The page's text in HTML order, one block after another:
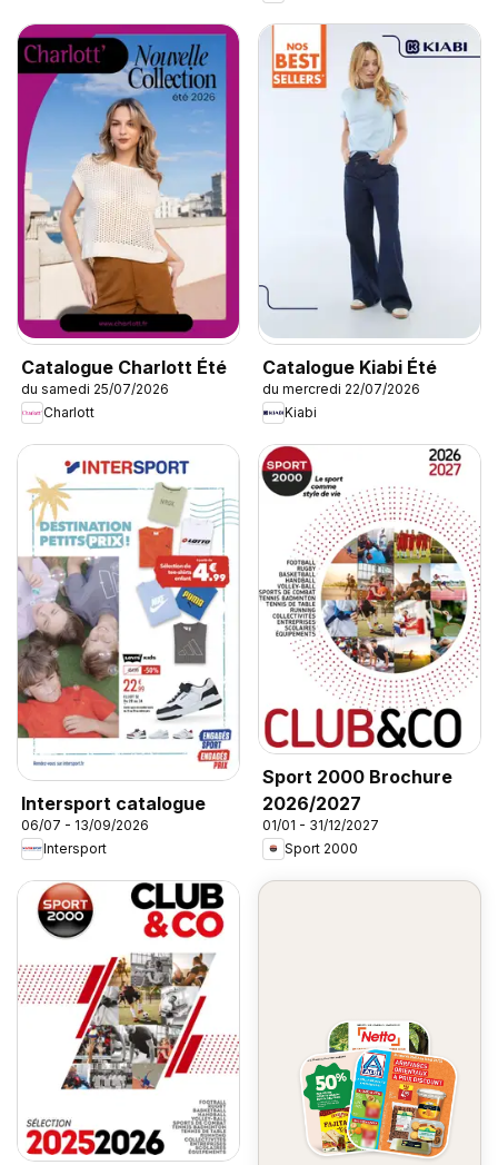
Catalogue Charlott Été
du samedi 25/07/2026
Charlott
Catalogue Kiabi Été
du mercredi 22/07/2026
Kiabi
Intersport catalogue
06/07 - 13/09/2026
Intersport
Sport 2000 Brochure
2026/2027
01/01 - 31/12/2027
Sport 2000